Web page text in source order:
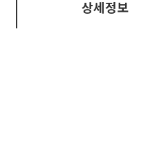
상세정보